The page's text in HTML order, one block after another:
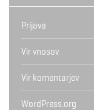
Prijava
Vir vnosov
Vir komentarjev
WordPress.org